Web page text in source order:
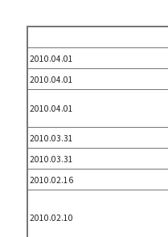
2010.04.01
2010.04.01
2010.04.01
2010.03.31
2010.03.31
2010.02.16
2010.02.10